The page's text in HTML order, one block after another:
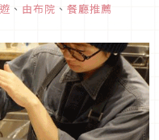
、 由布院 、 餐廳推薦